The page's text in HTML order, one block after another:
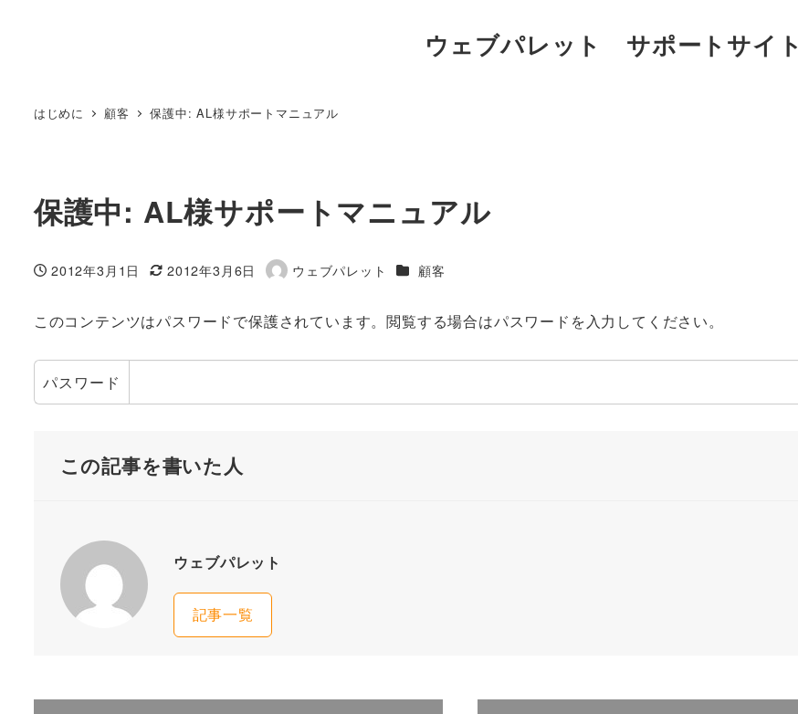
ウェブパレット サポートサイト
はじめに 顧客 保護中: AL様サポートマニュアル
保護中: AL様サポートマニュアル
投稿日
2012年3月1日
更新日
2012年3月6日
著
ウェブパレット カテゴリー
顧客
このコンテンツはパスワードで保護されています。閲覧する場合はパスワードを入力してください。
パスワード
この記事を書いた人
ウェブパレット
記事一覧